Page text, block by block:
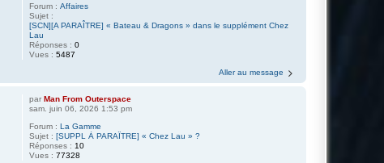
Forum :Affaires
Sujet :
[SCN][A PARAÎTRE] « Bateau & Dragons » dans le supplément Chez
Lau
Réponses :0
Vues :5487
Aller au message
parMan From Outerspace
sam. juin 06, 2026 1:53 pm
Forum :La Gamme
Sujet :[SUPPL À PARAÎTRE] « Chez Lau » ?
Réponses : 10
Vues :77328